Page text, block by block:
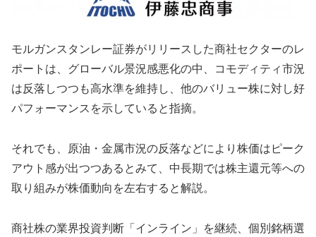
モルガンスタンレー証券がリリースした商社セクターのレ
ポートは、グローバル景況感悪化の中、コモディティ市況
は反落しつつも高水準を維持し、他のバリュー株に対し好
パフォーマンスを示していると指摘。
それでも、原油・金属市況の反落などにより株価はピーク
アウト感が出つつあるとみて、中長期では株主還元等への
取り組みが株価動向を左右すると解説。
商社株の業界投資判断「インライン」を継続、個別銘柄選